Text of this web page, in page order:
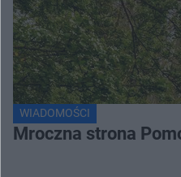
WIADOMOŚCI
Mroczna strona